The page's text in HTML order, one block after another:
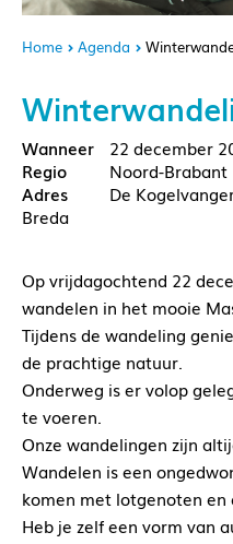
Home Agenda
22 december
Noord-Brabant
De
Breda
Op vrijdagochtend 22
wandelen in het mooie
Tijdens de wandeling
de prachtige natuur.
Onderweg is er volop
te voeren.
Onze wandelingen zijn
Wandelen is een
komen met lotgenoten
Heb je zelf een vorm van